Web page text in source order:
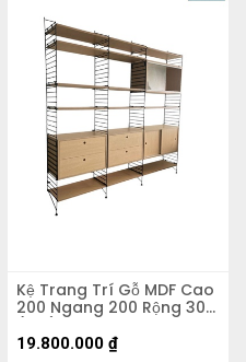
Kệ Trang Trí Gỗ MDF Cao
200 Ngang 200 Rộng 30
(cm)
19.800.000 ₫